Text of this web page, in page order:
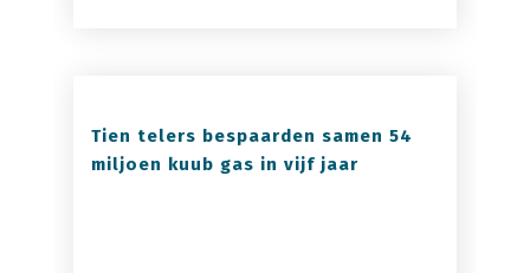
Tien telers bespaarden samen 54
miljoen kuub gas in vijf jaar